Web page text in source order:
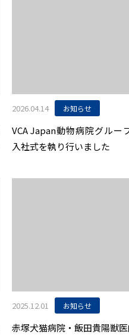
2026.04.14 お知らせ
VCA Japan動物病院グルー
入社式を執り行いました
2025.12.01 お知らせ
赤塚犬猫病院・飯田貴陽獣医